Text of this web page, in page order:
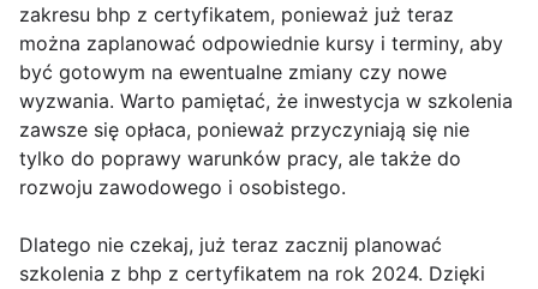
zakresu bhp z certyfikatem, ponieważ już teraz
można zaplanować odpowiednie kursy i terminy, aby
być gotowym na ewentualne zmiany czy nowe
wyzwania. Warto pamiętać, że inwestycja w szkolenia
zawsze się opłaca, ponieważ przyczyniają się nie
tylko do poprawy warunków pracy, ale także do
rozwoju zawodowego i osobistego.
Dlatego nie czekaj, już teraz zacznij planować
szkolenia z bhp z certyfikatem na rok 2024. Dzięki